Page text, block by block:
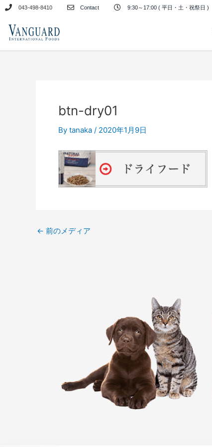
キ
043-498-8410 Contact 9:30～17:00 ( 平日・土・祝祭日 )
btn-dry01
By tanaka / 2020年1月9日
← 前のメディア